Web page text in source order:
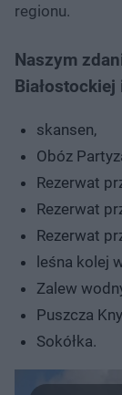
regionu.
Naszym
skansen,
Obóz
Rezerwat
Rezerwat
Rezerwat
leśna kolej
Zalew
Puszcza
Sokółka.